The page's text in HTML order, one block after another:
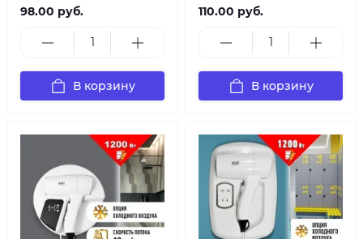
98.00 руб.
В корзину
110.00 руб.
В корзину